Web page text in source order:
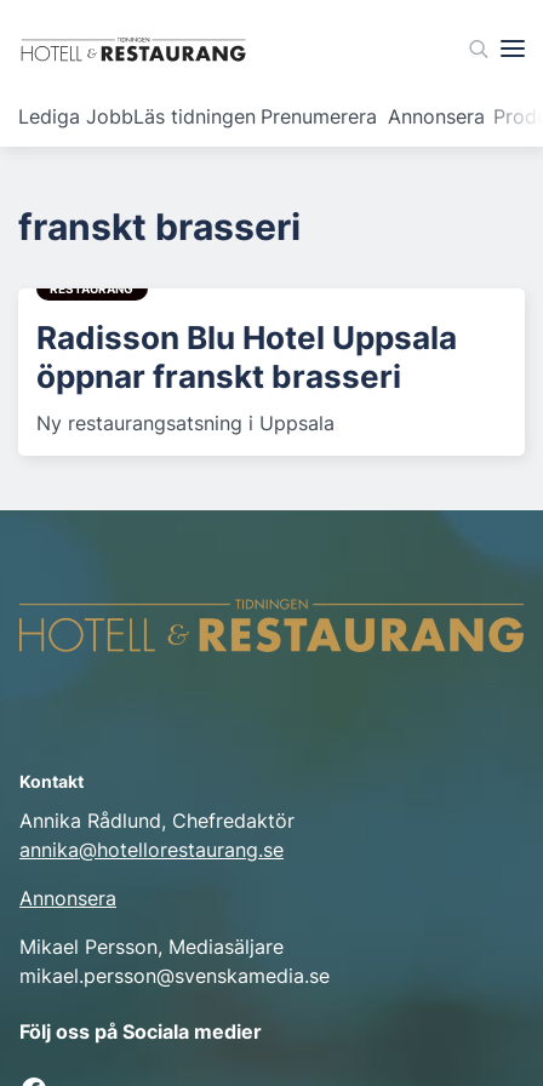
Lediga JobbLäs tidningen Prenumerera Annonsera
franskt brasseri
RESTAURANG
Radisson Blu Hotel Uppsala
öppnar franskt brasseri
Ny restaurangsatsning i Uppsala
Kontakt
Annika Rådlund, Chefredaktör
annika@hotellorestaurang.se
Annonsera
Mikael Persson, Mediasäljare
mikael.persson@svenskamedia.se
Följ oss på Sociala medier